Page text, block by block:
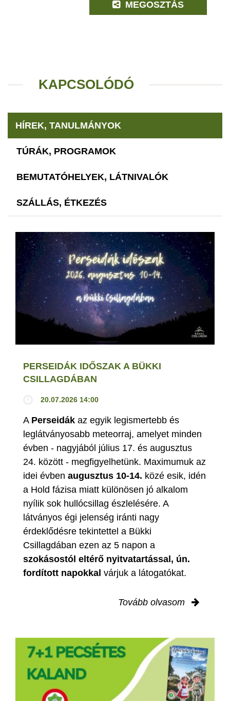
MEGOSZTÁS
KAPCSOLÓDÓ
HÍREK, TANULMÁNYOK
TÚRÁK, PROGRAMOK
BEMUTATÓHELYEK, LÁTNIVALÓK
SZÁLLÁS, ÉTKEZÉS
PERSEIDÁK IDŐSZAK A BÜKKI
CSILLAGDÁBAN
20.07.2026 14:00
A Perseidák az egyik legismertebb és
leglátványosabb meteorraj, amelyet minden
évben - nagyjából július 17. és augusztus
24. között - megfigyelhetünk. Maximumuk az
idei évben augusztus 10-14. közé esik, idén
a Hold fázisa miatt különösen jó alkalom
nyílik sok hullócsillag észlelésére. A
látványos égi jelenség iránti nagy
érdeklődésre tekintettel a Bükki
Csillagdában ezen az 5 napon a
szokásostól eltérő nyitvatartással, ún.
fordított napokkal várjuk a látogatókat.
Tovább olvasom